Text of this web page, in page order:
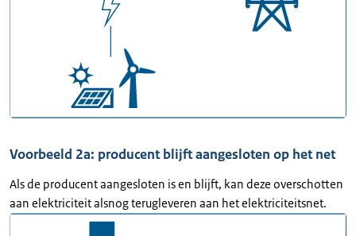
Voorbeeld 2a: producent blijft aangesloten op het net
Als de producent aangesloten is en blijft, kan deze overschotten
aan elektriciteit alsnog terugleveren aan het elektriciteitsnet.